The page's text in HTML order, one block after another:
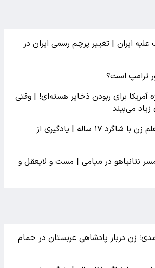
علیه ایران | تغییر پرچم رسمی ایران در
ترامپ است؟
آمریکا برای ربودن ذخایر هسته‌ای! | وقتی
می‌بیند
رسوایی جنسی معلم زن با شاگرد ۱۷ ساله | یادگیری از
نتانیاهو در میامی | مست و لایعقل و
زن دربار پادشاهی عربستان در حمام